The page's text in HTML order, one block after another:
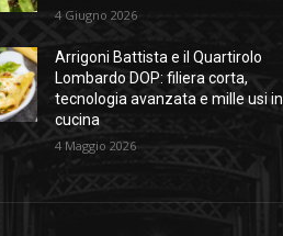
4 Giugno 2026
Arrigoni Battista e il Quartirolo
Lombardo DOP: filiera corta,
tecnologia avanzata e mille usi in
cucina
4 Maggio 2026